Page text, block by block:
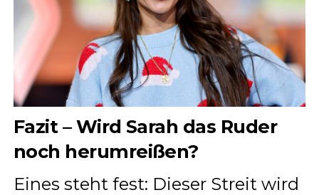
Fazit – Wird Sarah das Ruder
noch herumreißen?
Eines steht fest: Dieser Streit wird